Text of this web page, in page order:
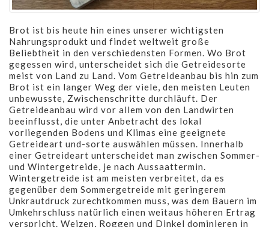
Brot ist bis heute hin eines unserer wichtigsten
Nahrungsprodukt und findet weltweit große
Beliebtheit in den verschiedensten Formen. Wo Brot
gegessen wird, unterscheidet sich die Getreidesorte
meist von Land zu Land. Vom Getreideanbau bis hin zum
Brot ist ein langer Weg der viele, den meisten Leuten
unbewusste, Zwischenschritte durchläuft. Der
Getreideanbau wird vor allem von den Landwirten
beeinflusst, die unter Anbetracht des lokal
vorliegenden Bodens und Klimas eine geeignete
Getreideart und-sorte auswählen müssen. Innerhalb
einer Getreideart unterscheidet man zwischen Sommer-
und Wintergetreide, je nach Aussaattermin.
Wintergetreide ist am meisten verbreitet, da es
gegenüber dem Sommergetreide mit geringerem
Unkrautdruck zurechtkommen muss, was dem Bauern im
Umkehrschluss natürlich einen weitaus höheren Ertrag
verspricht. Weizen, Roggen und Dinkel dominieren in